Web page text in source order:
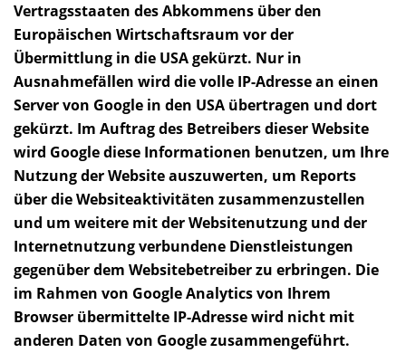
Vertragsstaaten des Abkommens über den
Europäischen Wirtschaftsraum vor der
Übermittlung in die USA gekürzt. Nur in
Ausnahmefällen wird die volle IP-Adresse an einen
Server von Google in den USA übertragen und dort
gekürzt. Im Auftrag des Betreibers dieser Website
wird Google diese Informationen benutzen, um Ihre
Nutzung der Website auszuwerten, um Reports
über die Websiteaktivitäten zusammenzustellen
und um weitere mit der Websitenutzung und der
Internetnutzung verbundene Dienstleistungen
gegenüber dem Websitebetreiber zu erbringen. Die
im Rahmen von Google Analytics von Ihrem
Browser übermittelte IP-Adresse wird nicht mit
anderen Daten von Google zusammengeführt.